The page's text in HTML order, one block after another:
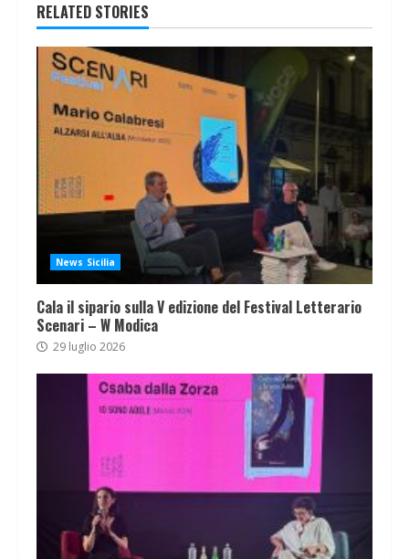
RELATED STORIES
News Sicilia
Cala il sipario sulla V edizione del Festival Letterario
Scenari – W Modica
29 luglio 2026